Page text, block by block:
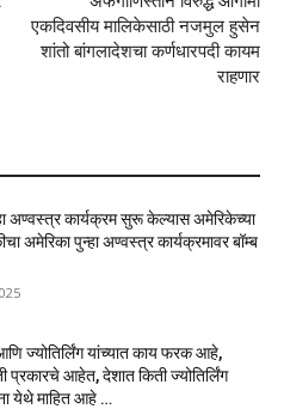
एकदिवसीय मालिकेसाठी नजमुल हुसेन
शांतो बांगलादेशचा कर्णधारपदी कायम
राहणार
अण्वस्त्र कार्यक्रम सुरू केल्यास अमेरिकेच्या
अमेरिका पुन्हा अण्वस्त्र कार्यक्रमावर बॉम्ब
ज्योतिर्लिंग यांच्यात काय फरक आहे,
प्रकारचे आहेत, देशात किती ज्योतिर्लिंग
येथे माहित आहे …